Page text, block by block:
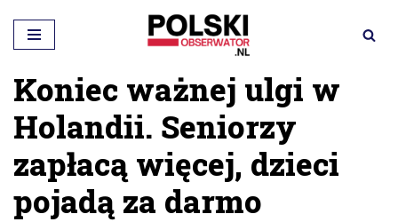
Przejdź
do
treści
Koniec ważnej ulgi w
Holandii. Seniorzy
zapłacą więcej, dzieci
pojadą za darmo